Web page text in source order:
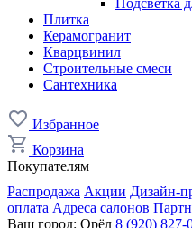
Подсветка
Плитка
Керамогранит
Кварцвинил
Строительные смеси
Сантехника
Избранное
Корзина
Покупателям
Распродажа Акции Дизайн-
оплата Адреса салонов
Ваш город: Орёл 8 (920) 827-